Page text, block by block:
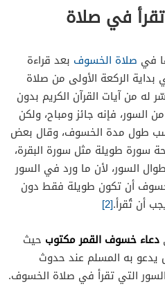
في صلاة
في صلاة الخسوف بعد قراءة
بداية الركعة الأولى من صلاة
له من آيات القرآن الكريم بدون
السور، فإنه جائز ومباح، ولكن
طول مدة الخسوف، وقال بعض
سورة طويلة مثل سورة البقرة،
السور، لأن ما ورد في السور
أن تكون طويلة فقط دون
أن تُقرأ.[2]
دعاء خسوف القمر مكتوب حيث
يدعو به المسلم عند حدوث
التي تقرأ في صلاة الخسوف.